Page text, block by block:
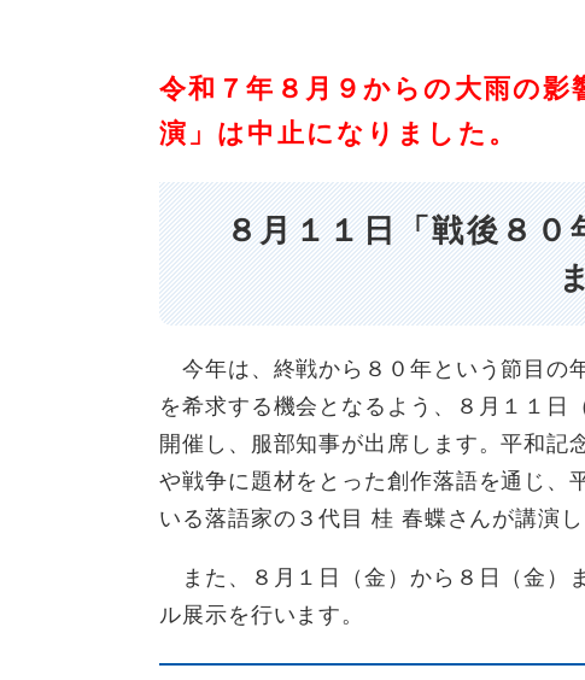
令和７年８月９からの大雨の
演」は中止になりました。
８月１１日「戦後８
今年は、終戦から８０年という節目の
を希求する機会となるよう、８月１１日
開催し、服部知事が出席します。平和記
や戦争に題材をとった創作落語を通じ、
いる落語家の３代目 桂 春蝶さんが講演し
また、８月１日（金）から８日（金）
ル展示を行います。